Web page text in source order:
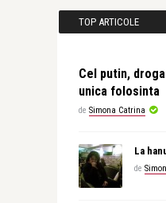
TOP ARTICOLE
Cel putin,
unica folosinta
de Simona Catrina
La
de